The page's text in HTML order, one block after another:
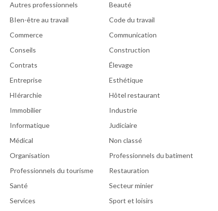
Autres professionnels
Beauté
BIen-être au travail
Code du travail
Commerce
Communication
Conseils
Construction
Contrats
Élevage
Entreprise
Esthétique
HIérarchie
Hôtel restaurant
Immobilier
Industrie
Informatique
Judiciaire
Médical
Non classé
Organisation
Professionnels du batiment
Professionnels du tourisme
Restauration
Santé
Secteur minier
Services
Sport et loisirs